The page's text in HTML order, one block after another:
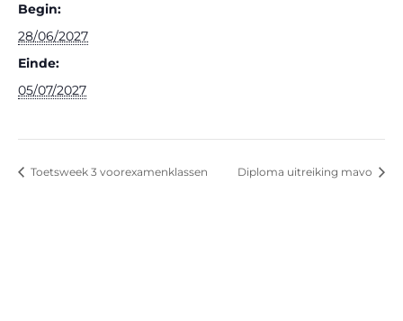
Begin:
28/06/2027
Einde:
05/07/2027
Toetsweek 3 voorexamenklassen Diploma uitreiking mavo